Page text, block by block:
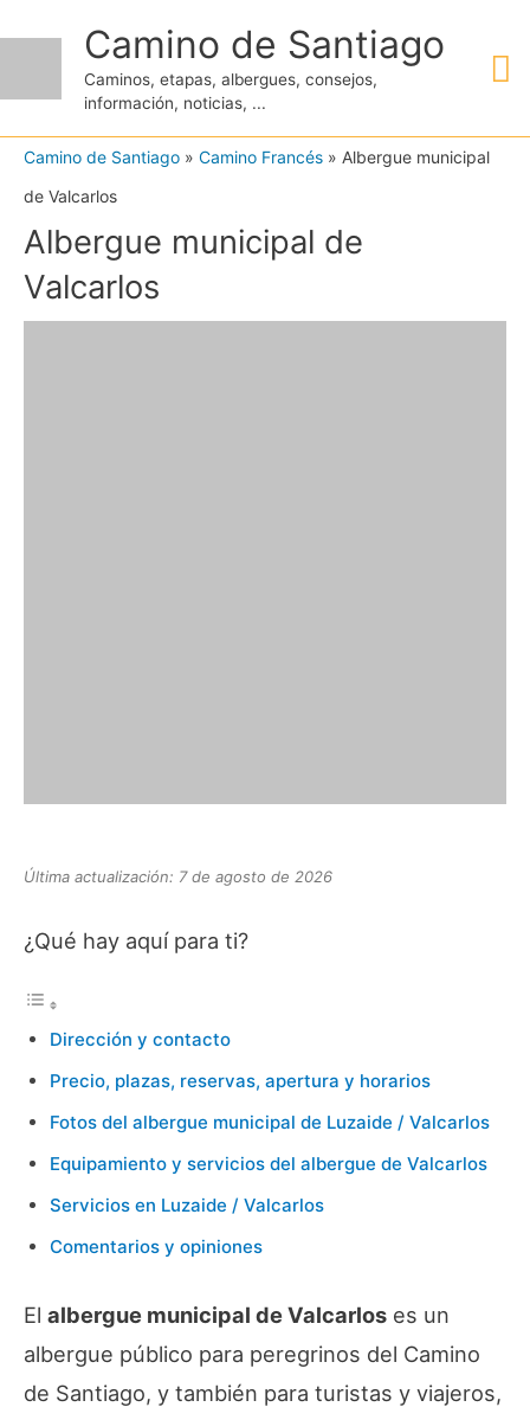
contenido
Camino de Santiago
Caminos, etapas, albergues, consejos,
información, noticias, ...
Camino de Santiago » Camino Francés » Albergue municipal
de Valcarlos
Albergue municipal de
Valcarlos
Última actualización: 7 de agosto de 2026
¿Qué hay aquí para ti?
Dirección y contacto
Precio, plazas, reservas, apertura y horarios
Fotos del albergue municipal de Luzaide / Valcarlos
Equipamiento y servicios del albergue de Valcarlos
Servicios en Luzaide / Valcarlos
Comentarios y opiniones
El albergue municipal de Valcarlos es un
albergue público para peregrinos del Camino
de Santiago, y también para turistas y viajeros,